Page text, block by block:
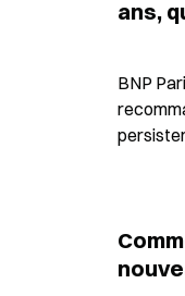
ans,
BNP